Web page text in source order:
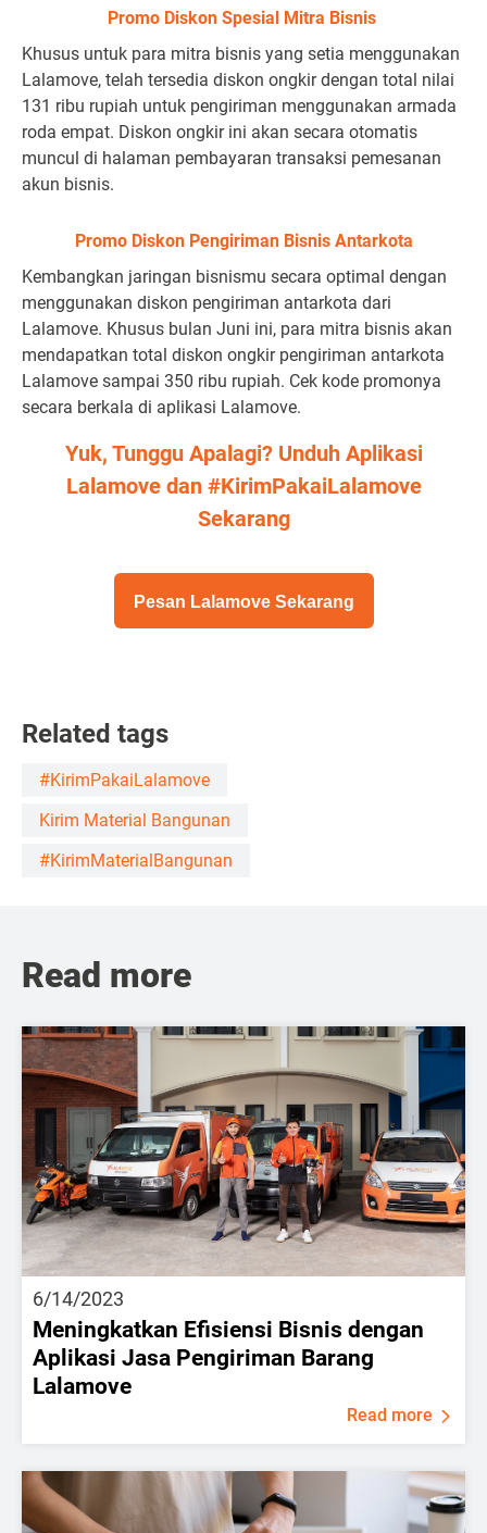
Promo Diskon Spesial Mitra Bisnis
Khusus untuk para mitra bisnis yang setia menggunakan
Lalamove, telah tersedia diskon ongkir dengan total nilai
131 ribu rupiah untuk pengiriman menggunakan armada
roda empat. Diskon ongkir ini akan secara otomatis
muncul di halaman pembayaran transaksi pemesanan
akun bisnis.
Promo Diskon Pengiriman Bisnis Antarkota
Kembangkan jaringan bisnismu secara optimal dengan
menggunakan diskon pengiriman antarkota dari
Lalamove. Khusus bulan Juni ini, para mitra bisnis akan
mendapatkan total diskon ongkir pengiriman antarkota
Lalamove sampai 350 ribu rupiah. Cek kode promonya
secara berkala di aplikasi Lalamove.
Yuk, Tunggu Apalagi? Unduh Aplikasi
Lalamove dan #KirimPakaiLalamove
Sekarang
Pesan Lalamove Sekarang
Related tags
#KirimPakaiLalamove
Kirim Material Bangunan
#KirimMaterialBangunan
Read more
6/14/2023
Meningkatkan Efisiensi Bisnis dengan
Aplikasi Jasa Pengiriman Barang
Lalamove
Read more